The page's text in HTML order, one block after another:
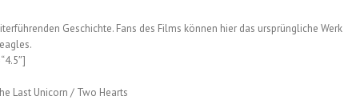
Geschichte. Fans des Films können hier das ursprüngliche Werk
Last Unicorn / Two Hearts